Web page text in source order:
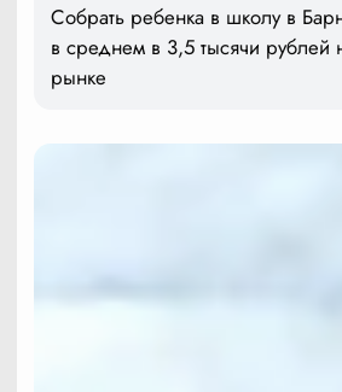
Собрать ребенка в школу в
в среднем в 3,5 тысячи рублей
рынке